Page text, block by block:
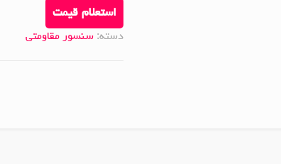
استعلام قیمت
دسته: سنسور مقاومتی